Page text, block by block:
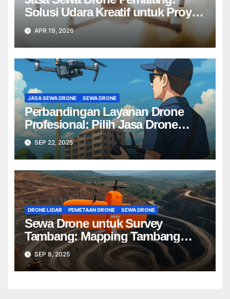
Solusi Udara Kreatif untuk Proyek
Anda Tanpa Batas】
APR 19, 2026
JASA SEWA DRONE SEWA DRONE
Perbandingan Layanan Drone
Profesional: Pilih Jasa Drone
Terbaik untuk Proyek Anda
SEP 22, 2025
DRONE LIDAR PEMETAAN DRONE SEWA DRONE
Sewa Drone untuk Survey
Tambang: Mapping Tambang
Profesional Lebih Cepat & Akurat
SEP 8, 2025